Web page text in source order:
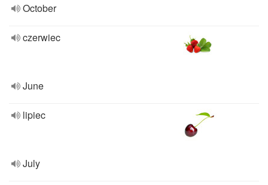
October
czerwiec
June
lipiec
July